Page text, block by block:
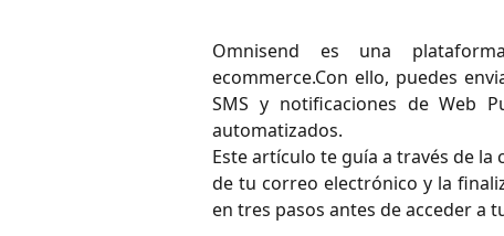
Omnisend es una
ecommerce.Con ello, puedes
SMS y notificaciones de Web
automatizados.
Este artículo te guía a través de
de tu correo electrónico y la
en tres pasos antes de acceder a